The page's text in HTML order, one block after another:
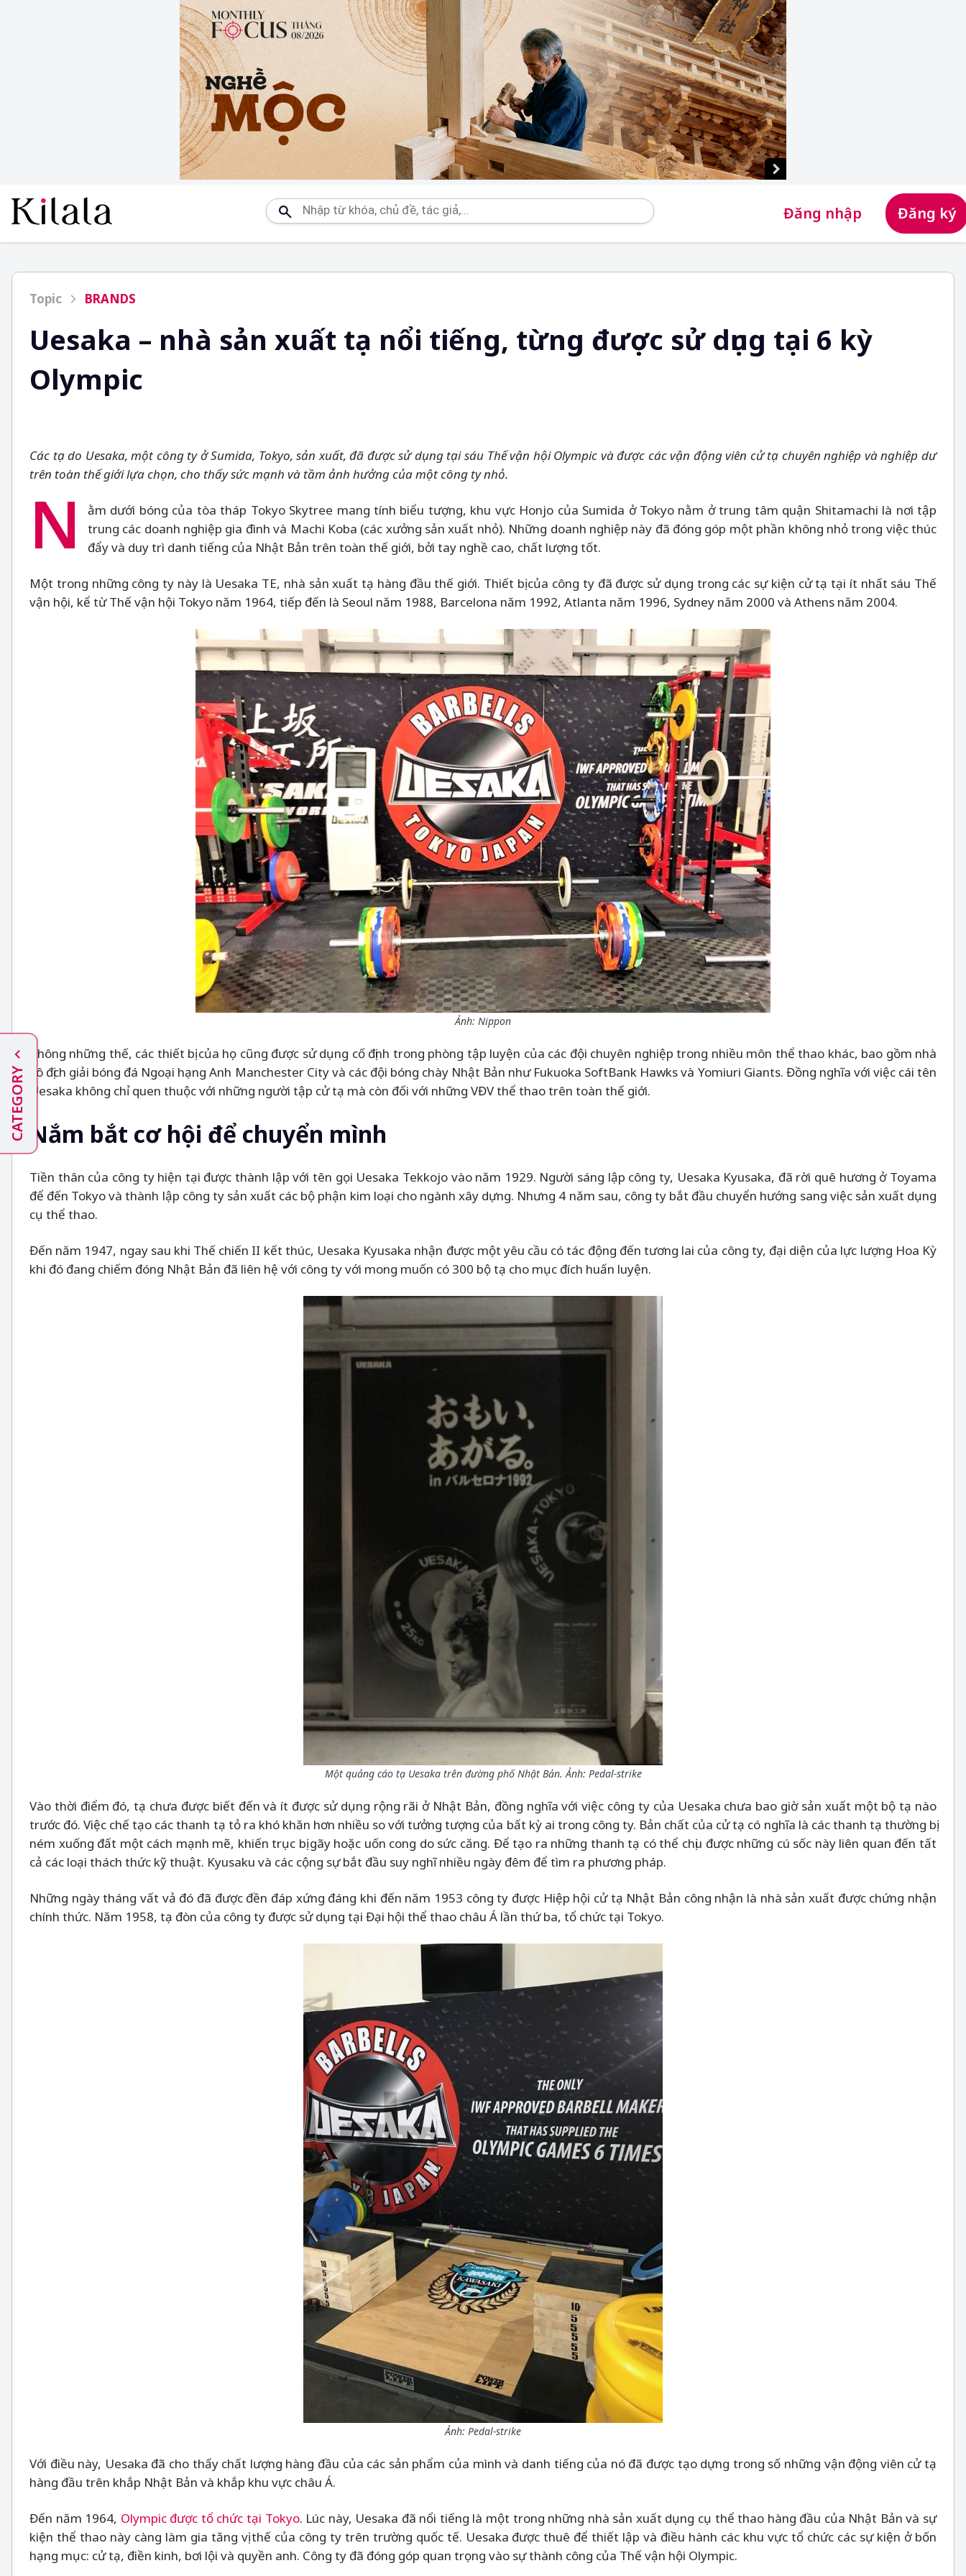
Đăng nhập Đăng ký
Topic BRANDS
Uesaka – nhà sản xuất tạ nổi tiếng, từng được sử dụng tại 6 kỳ
Olympic
Các tạ do Uesaka, một công ty ở Sumida, Tokyo, sản xuất, đã được sử dụng tại sáu Thế vận hội Olympic và được các vận động viên cử tạ chuyên nghiệp và nghiệp dư
trên toàn thế giới lựa chọn, cho thấy sức mạnh và tầm ảnh hưởng của một công ty nhỏ.
N
ằm dưới bóng của tòa tháp Tokyo Skytree mang tính biểu tượng, khu vực Honjo của Sumida ở Tokyo nằm ở trung tâm quận Shitamachi là nơi tập
trung các doanh nghiệp gia đình và Machi Koba (các xưởng sản xuất nhỏ). Những doanh nghiệp này đã đóng góp một phần không nhỏ trong việc thúc
đẩy và duy trì danh tiếng của Nhật Bản trên toàn thế giới, bởi tay nghề cao, chất lượng tốt.
Một trong những công ty này là Uesaka TE, nhà sản xuất tạ hàng đầu thế giới. Thiết bị của công ty đã được sử dụng trong các sự kiện cử tạ tại ít nhất sáu Thế
vận hội, kể từ Thế vận hội Tokyo năm 1964, tiếp đến là Seoul năm 1988, Barcelona năm 1992, Atlanta năm 1996, Sydney năm 2000 và Athens năm 2004.
Ảnh: Nippon
Không những thế, các thiết bị của họ cũng được sử dụng cố định trong phòng tập luyện của các đội chuyên nghiệp trong nhiều môn thể thao khác, bao gồm nhà
vô địch giải bóng đá Ngoại hạng Anh Manchester City và các đội bóng chày Nhật Bản như Fukuoka SoftBank Hawks và Yomiuri Giants. Đồng nghĩa với việc cái tên
Uesaka không chỉ quen thuộc với những người tập cử tạ mà còn đối với những VĐV thể thao trên toàn thế giới.
Nắm bắt cơ hội để chuyển mình
Tiền thân của công ty hiện tại được thành lập với tên gọi Uesaka Tekkojo vào năm 1929. Người sáng lập công ty, Uesaka Kyusaka, đã rời quê hương ở Toyama
để đến Tokyo và thành lập công ty sản xuất các bộ phận kim loại cho ngành xây dựng. Nhưng 4 năm sau, công ty bắt đầu chuyển hướng sang việc sản xuất dụng
cụ thể thao.
Đến năm 1947, ngay sau khi Thế chiến II kết thúc, Uesaka Kyusaka nhận được một yêu cầu có tác động đến tương lai của công ty, đại diện của lực lượng Hoa Kỳ
khi đó đang chiếm đóng Nhật Bản đã liên hệ với công ty với mong muốn có 300 bộ tạ cho mục đích huấn luyện.
Một quảng cáo tạ Uesaka trên đường phố Nhật Bản. Ảnh: Pedal-strike
Vào thời điểm đó, tạ chưa được biết đến và ít được sử dụng rộng rãi ở Nhật Bản, đồng nghĩa với việc công ty của Uesaka chưa bao giờ sản xuất một bộ tạ nào
trước đó. Việc chế tạo các thanh tạ tỏ ra khó khăn hơn nhiều so với tưởng tượng của bất kỳ ai trong công ty. Bản chất của cử tạ có nghĩa là các thanh tạ thường bị
ném xuống đất một cách mạnh mẽ, khiến trục bị gãy hoặc uốn cong do sức căng. Để tạo ra những thanh tạ có thể chịu được những cú sốc này liên quan đến tất
cả các loại thách thức kỹ thuật. Kyusaku và các cộng sự bắt đầu suy nghĩ nhiều ngày đêm để tìm ra phương pháp.
Những ngày tháng vất vả đó đã được đền đáp xứng đáng khi đến năm 1953 công ty được Hiệp hội cử tạ Nhật Bản công nhận là nhà sản xuất được chứng nhận
chính thức. Năm 1958, tạ đòn của công ty được sử dụng tại Đại hội thể thao châu Á lần thứ ba, tổ chức tại Tokyo.
Ảnh: Pedal-strike
Với điều này, Uesaka đã cho thấy chất lượng hàng đầu của các sản phẩm của mình và danh tiếng của nó đã được tạo dựng trong số những vận động viên cử tạ
hàng đầu trên khắp Nhật Bản và khắp khu vực châu Á.
Đến năm 1964, Olympic được tổ chức tại Tokyo. Lúc này, Uesaka đã nổi tiếng là một trong những nhà sản xuất dụng cụ thể thao hàng đầu của Nhật Bản và sự
kiện thể thao này càng làm gia tăng vị thế của công ty trên trường quốc tế. Uesaka được thuê để thiết lập và điều hành các khu vực tổ chức các sự kiện ở bốn
hạng mục: cử tạ, điền kinh, bơi lội và quyền anh. Công ty đã đóng góp quan trọng vào sự thành công của Thế vận hội Olympic.
CATEGORY